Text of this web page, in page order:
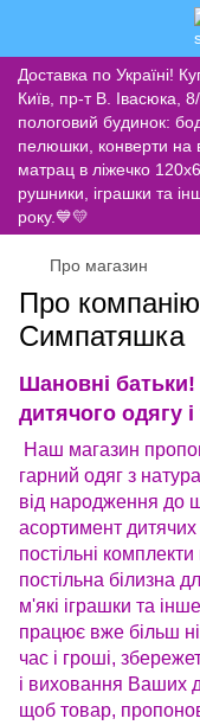
Доставка по Україні!
Київ, пр-т В. Івасюка,
пологовий будинок:
пелюшки, конверти на
матрац в ліжечко
рушники, іграшки та
року.💙💛
Про магазин
Про
Симпатяшка
Шановні батьки!
дитячого одягу і
Наш магазин
гарний одяг з
від народження до
асортимент
постільні
постільна білизна
м'які іграшки та
працює вже більш
час і гроші,
і виховання Ваших
щоб товар,